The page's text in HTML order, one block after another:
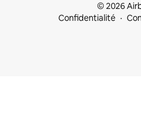
© 2026
Confidentialité